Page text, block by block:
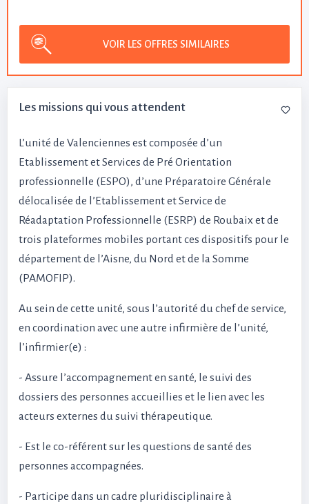
VOIR LES OFFRES SIMILAIRES
Les missions qui vous attendent
L’unité de Valenciennes est composée d’un
Etablissement et Services de Pré Orientation
professionnelle (ESPO), d’une Préparatoire Générale
délocalisée de l’Etablissement et Service de
Réadaptation Professionnelle (ESRP) de Roubaix et de
trois plateformes mobiles portant ces dispositifs pour le
département de l’Aisne, du Nord et de la Somme
(PAMOFIP).
Au sein de cette unité, sous l’autorité du chef de service,
en coordination avec une autre infirmière de l’unité,
l’infirmier(e) :
- Assure l’accompagnement en santé, le suivi des
dossiers des personnes accueillies et le lien avec les
acteurs externes du suivi thérapeutique.
- Est le co-référent sur les questions de santé des
personnes accompagnées.
- Participe dans un cadre pluridisciplinaire à